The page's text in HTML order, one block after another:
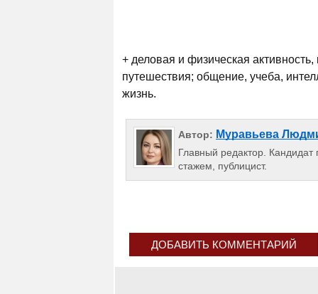
+ деловая и физическая активность,
путешествия; общение, учеба,
жизнь.
Автор: Муравьева
Главный редактор. Кандидат
стажем, публицист.
ДОБАВИТЬ КОММЕНТАРИЙ